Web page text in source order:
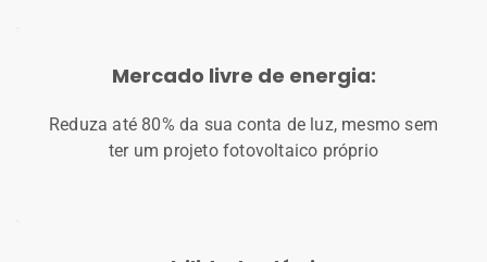
Mercado livre de energia:
Reduza até 80% da sua conta de luz, mesmo sem
ter um projeto fotovoltaico próprio